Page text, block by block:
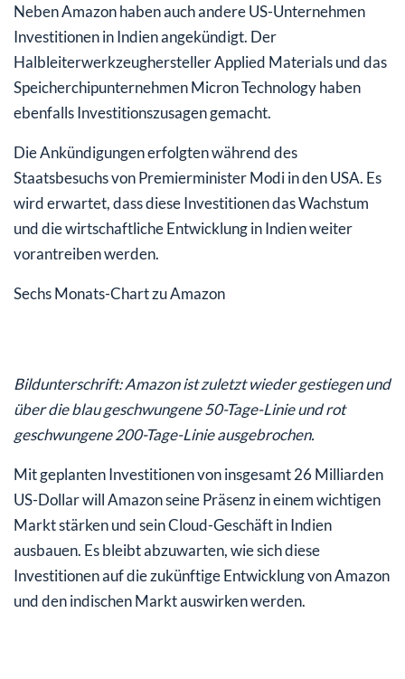
Neben Amazon haben auch andere US-Unternehmen
Investitionen in Indien angekündigt. Der
Halbleiterwerkzeughersteller Applied Materials und das
Speicherchipunternehmen Micron Technology haben
ebenfalls Investitionszusagen gemacht.
Die Ankündigungen erfolgten während des
Staatsbesuchs von Premierminister Modi in den USA. Es
wird erwartet, dass diese Investitionen das Wachstum
und die wirtschaftliche Entwicklung in Indien weiter
vorantreiben werden.
Sechs Monats-Chart zu Amazon
Bildunterschrift: Amazon ist zuletzt wieder gestiegen und
über die blau geschwungene 50-Tage-Linie und rot
geschwungene 200-Tage-Linie ausgebrochen.
Mit geplanten Investitionen von insgesamt 26 Milliarden
US-Dollar will Amazon seine Präsenz in einem wichtigen
Markt stärken und sein Cloud-Geschäft in Indien
ausbauen. Es bleibt abzuwarten, wie sich diese
Investitionen auf die zukünftige Entwicklung von Amazon
und den indischen Markt auswirken werden.